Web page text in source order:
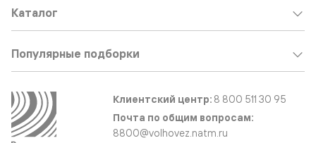
Каталог
Популярные подборки
Клиентский центр: 8 800 511 30 95
Почта по общим вопросам:
8800@volhovez.natm.ru